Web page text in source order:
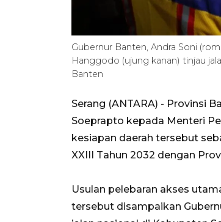
Gubernur Banten, Andra Soni
Hanggodo (ujung kanan) tinjau
Banten
Serang (ANTARA) - Provinsi
Soeprapto kepada Menteri
kesiapan daerah tersebut
XXIII Tahun 2032 dengan
Usulan pelebaran akses
tersebut disampaikan